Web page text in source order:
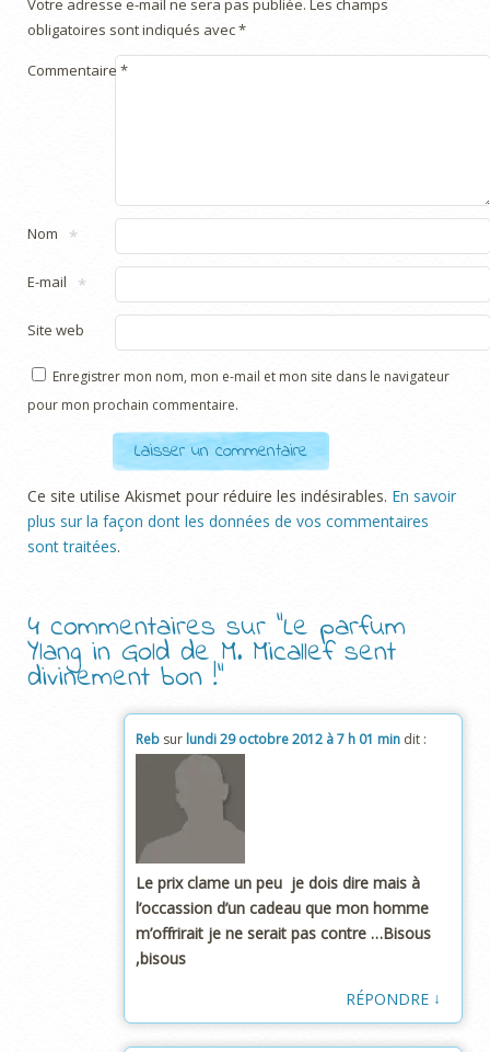
Votre adresse e-mail ne sera pas publiée. Les champs
obligatoires sont indiqués avec*
Commentaire *
Nom *
E-mail *
Site web
Enregistrer mon nom, mon e-mail et mon site dans le navigateur
pour mon prochain commentaire.
Ce site utilise Akismet pour réduire les indésirables. En savoir
plus sur la façon dont les données de vos commentaires
sont traitées.
4 commentaires sur “Le parfum
Ylang in Gold de M. Micallef sent
divinement bon !”
Reb sur lundi 29 octobre 2012 à 7 h 01 min dit :
Le prix clame un peu je dois dire mais à
l’occassion d’un cadeau que mon homme
m’offrirait je ne serait pas contre …Bisous
,bisous
RÉPONDRE ↓